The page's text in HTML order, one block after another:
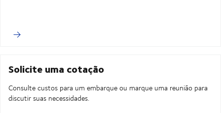
Solicite uma cotação
Consulte custos para um embarque ou marque uma reunião para
discutir suas necessidades.